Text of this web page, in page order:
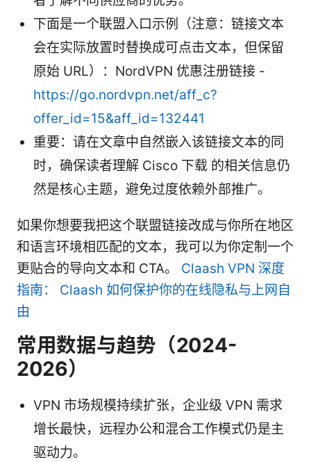
下面是一个联盟入口示例（注意：链接文本
会在实际放置时替换成可点击文本，但保留
原始 URL）：NordVPN 优惠注册链接 -
https://go.nordvpn.net/aff_c?
offer_id=15&aff_id=132441
重要：请在文章中自然嵌入该链接文本的同
时，确保读者理解 Cisco 下载 的相关信息仍
然是核心主题，避免过度依赖外部推广。
如果你想要我把这个联盟链接改成与你所在地区
和语言环境相匹配的文本，我可以为你定制一个
更贴合的导向文本和 CTA。 Claash VPN 深度
指南： Claash 如何保护你的在线隐私与上网自
由
常用数据与趋势（2024-
2026）
VPN 市场规模持续扩张，企业级 VPN 需求
增长最快，远程办公和混合工作模式仍是主
驱动力。